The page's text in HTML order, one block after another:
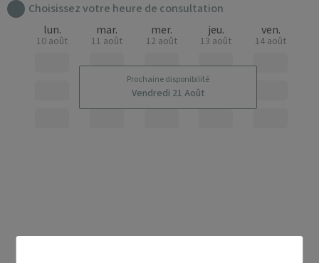
Choisissez votre heure de consultation
Prochaine disponibilité
Vendredi 21 Août
lun.
10 août
mar.
11 août
mer.
12 août
jeu.
13 août
ven.
14 août